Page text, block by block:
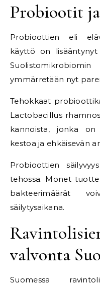
Probiootit
Probioottien eli
käyttö on lisääntynyt
ymmärretään nyt
Tehokkaat
Lactobacillus
kannoista, jonka
kestoa ja ehkäisevän
Probioottien
tehossa. Monet
bakteerimäärät
säilytysaikana.
valvonta
Suomessa